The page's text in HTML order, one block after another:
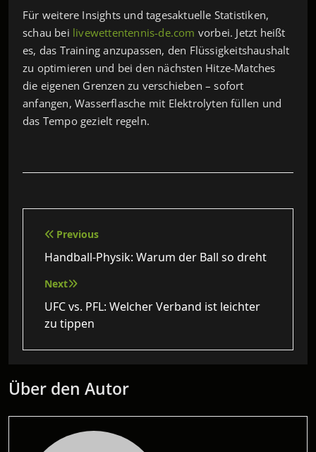
Für weitere Insights und tagesaktuelle Statistiken,
schau bei livewettentennis-de.com vorbei. Jetzt heißt
es, das Training anzupassen, den Flüssigkeitshaushalt
zu optimieren und bei den nächsten Hitze‑Matches
die eigenen Grenzen zu verschieben – sofort
anfangen, Wasserflasche mit Elektrolyten füllen und
das Tempo gezielt regeln.
Beitragsnavigation
Previous
Handball-Physik: Warum der Ball so dreht
Next
UFC vs. PFL: Welcher Verband ist leichter
zu tippen
Über den Autor